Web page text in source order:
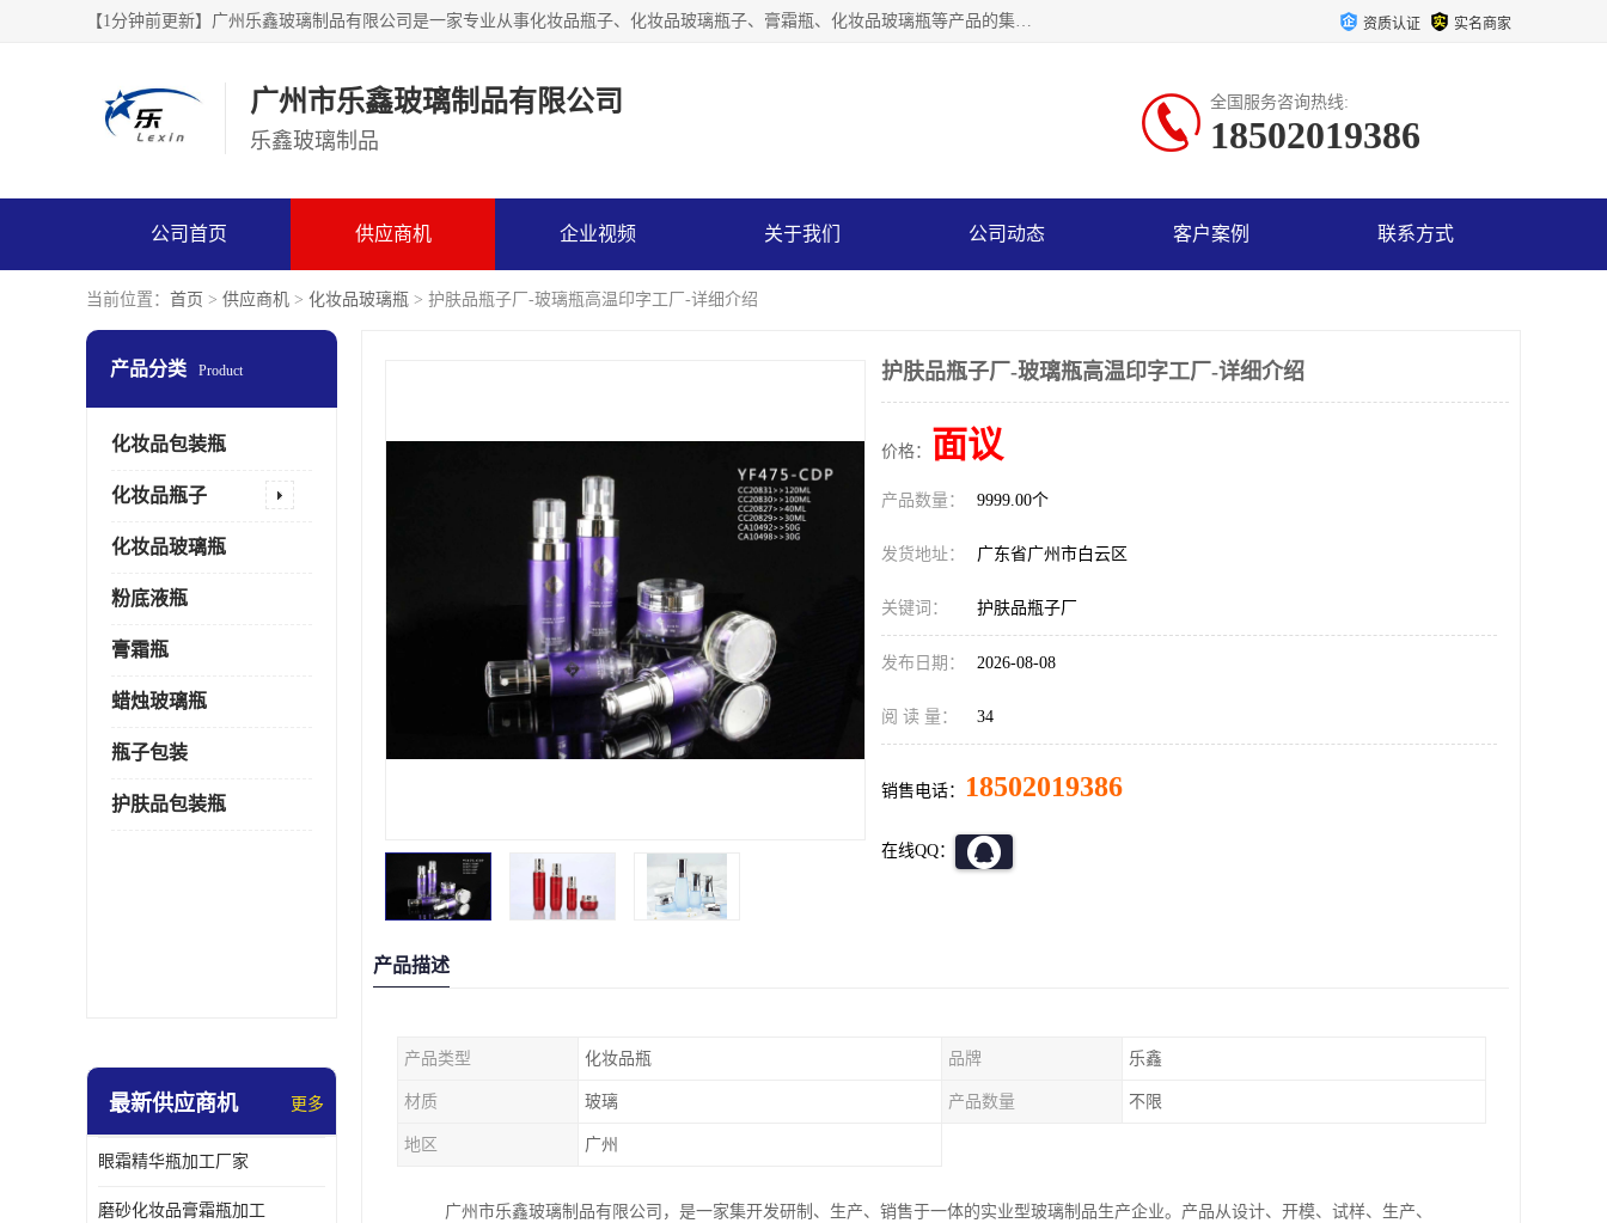
【1分钟前更新】广州乐鑫玻璃制品有限公司是一家专业从事化妆品瓶子、化妆品玻璃瓶子、膏霜瓶、化妆品玻璃瓶等产品的集开发研制、生产、销售于一体的实业型玻璃制品生产企业。产品从设计、开模、试样、生产、蒙砂、抛光、喷涂、高低温单色及多色印刷，烫金（银）到交货实现一条龙服务。 资质认证 实名商家
广州市乐鑫玻璃制品有限公司
乐鑫玻璃制品
全国服务咨询热线:
18502019386
公司首页 供应商机 企业视频 关于我们 公司动态 客户案例 联系方式
当前位置： 首页 > 供应商机 > 化妆品玻璃瓶 > 护肤品瓶子厂-玻璃瓶高温印字工厂-详细介绍
产品分类 Product
化妆品包装瓶
化妆品瓶子
化妆品玻璃瓶
粉底液瓶
膏霜瓶
蜡烛玻璃瓶
瓶子包装
护肤品包装瓶
最新供应商机 更多
眼霜精华瓶加工厂家
磨砂化妆品膏霜瓶加工
护肤品瓶子厂-玻璃瓶高温印字工厂-详细介绍
价格： 面议
产品数量： 9999.00个
发货地址： 广东省广州市白云区
关键词： 护肤品瓶子厂
发布日期： 2026-08-08
阅 读 量： 34
销售电话： 18502019386
在线QQ：
产品描述
产品类型 化妆品瓶 品牌 乐鑫
材质 玻璃 产品数量 不限
地区 广州
广州市乐鑫玻璃制品有限公司，是一家集开发研制、生产、销售于一体的实业型玻璃制品生产企业。产品从设计、开模、试样、生产、